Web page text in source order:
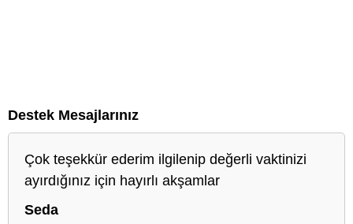
Destek Mesajlarınız
Çok teşekkür ederim ilgilenip değerli vaktinizi
ayırdığınız için hayırlı akşamlar
Seda